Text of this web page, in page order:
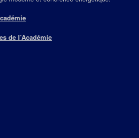
de l’Académie